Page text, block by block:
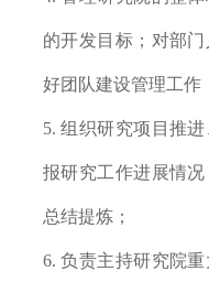
的开发目标；对部
好团队建设管理工作
5. 组织研究项目推
报研究工作进展情
总结提炼；
6. 负责主持研究院